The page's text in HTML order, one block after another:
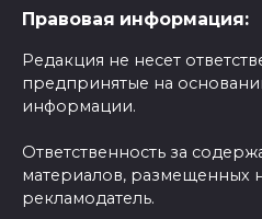
Правовая информация:
Редакция не несет
предпринятые на
информации.
Ответственность за
материалов, размещенных
рекламодатель.